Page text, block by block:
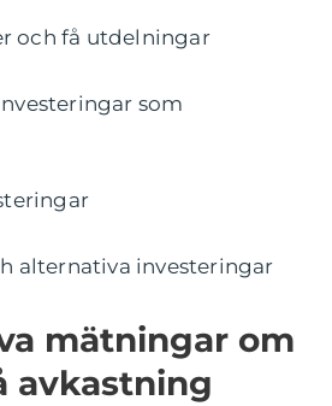
och få utdelningar
som
alternativa investeringar
mätningar om
avkastning